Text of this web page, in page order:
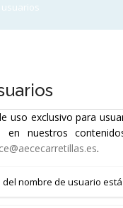
uso exclusivo para
en nuestros
.
del nombre de usuario